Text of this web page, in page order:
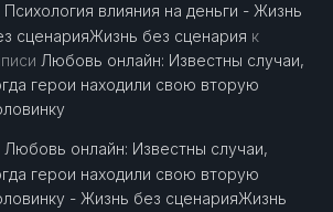
Психология влияния на деньги - Жизнь
сценарияЖизнь без сценария к
Любовь онлайн: Известны случаи,
герои находили свою вторую
Любовь онлайн: Известны случаи,
герои находили свою вторую
- Жизнь без сценарияЖизнь